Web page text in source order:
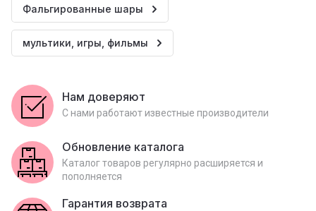
Фальгированные шары
мультики, игры, фильмы
Нам доверяют
С нами работают известные производители
Обновление каталога
Каталог товаров регулярно расширяется и
пополняется
Гарантия возврата